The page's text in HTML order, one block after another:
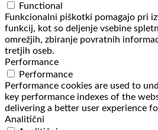
Functional
Funkcionalni piškotki pomagajo pri
funkcij, kot so deljenje vsebine
omrežjih, zbiranje povratnih
tretjih oseb.
Performance
Performance
Performance cookies are used to
key performance indexes of the
delivering a better user experience
Analitični